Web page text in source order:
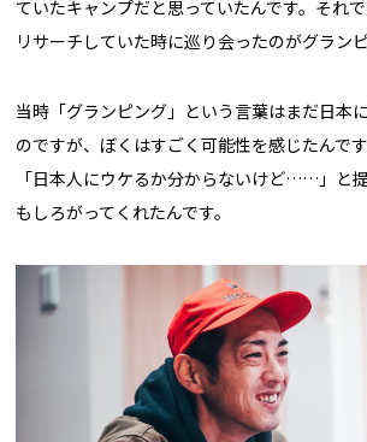
ていたキャンプだと思っていたんです。それ
リサーチしていた時に巡り会ったのがグラン
当時「グランピング」という言葉はまだ日本
のですが、ぼくはすごく可能性を感じたんで
「日本人にウケるか分からないけど……」と
もしろがってくれたんです。